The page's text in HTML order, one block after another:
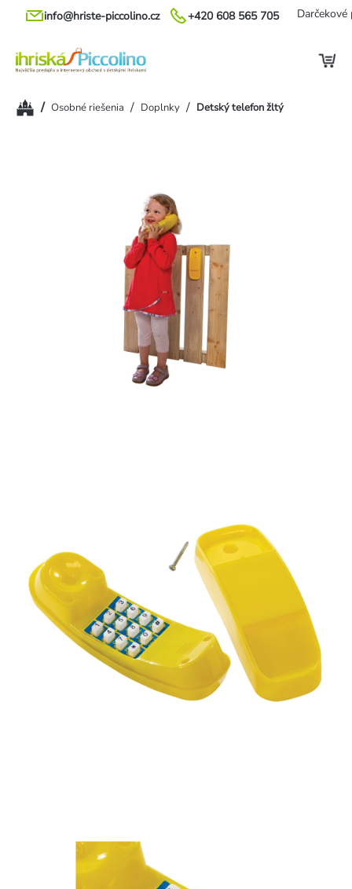
Prejsť
+420 608 565 705
info@hriste-piccolino.cz Darčekové
Domov
/ Osobné riešenia / Doplnky / Detský telefon žltý